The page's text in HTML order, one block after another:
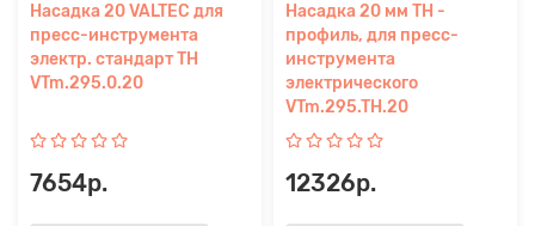
Насадка 20 VALTEC для
пресс-инструмента
электр. стандарт TH
VTm.295.0.20
7654р.
Насадка 20 мм TH -
профиль, для пресс-
инструмента
электрического
VTm.295.TH.20
12326р.